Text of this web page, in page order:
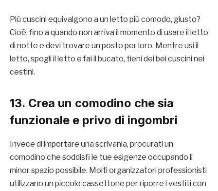
Più cuscini equivalgono a un letto più comodo, giusto?
Cioè, fino a quando non arriva il momento di usare il letto
di notte e devi trovare un posto per loro. Mentre usi il
letto, spogli il letto e fai il bucato, tieni dei bei cuscini nei
cestini.
13. Crea un comodino che sia
funzionale e privo di ingombri
Invece di importare una scrivania, procurati un
comodino che soddisfi le tue esigenze occupando il
minor spazio possibile. Molti organizzatori professionisti
utilizzano un piccolo cassettone per riporre i vestiti con